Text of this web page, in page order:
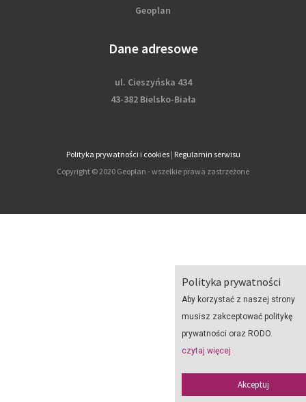
Polityka prywatności
Aby korzystać z naszej strony
musisz zakceptować politykę
prywatności oraz RODO.
czytaj więcej
Akceptuj
Geoplan
Dane adresowe
ul. Cieszyńska 434
43-382 Bielsko-Biała
Polityka prywatności i cookies| Regulamin serwisu
Copyright © 2020 Geoplan - wszelkie prawa zastrzeżone